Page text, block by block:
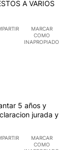
A VARIOS
MARCAR
COMO
INAPROPIADO
5 años y
jurada y
MARCAR
COMO